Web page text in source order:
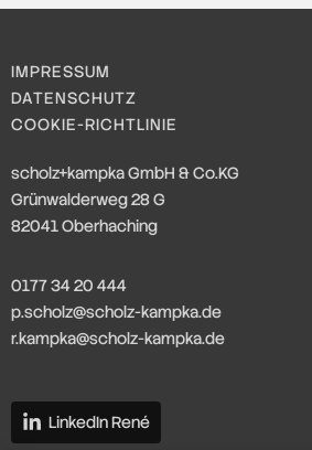
IMPRESSUM
DATENSCHUTZ
COOKIE-RICHTLINIE
scholz+kampka GmbH & Co.KG
Grünwalderweg 28 G
82041 Oberhaching
0177 34 20 444
p.scholz@scholz-kampka.de
r.kampka@scholz-kampka.de
LinkedIn René